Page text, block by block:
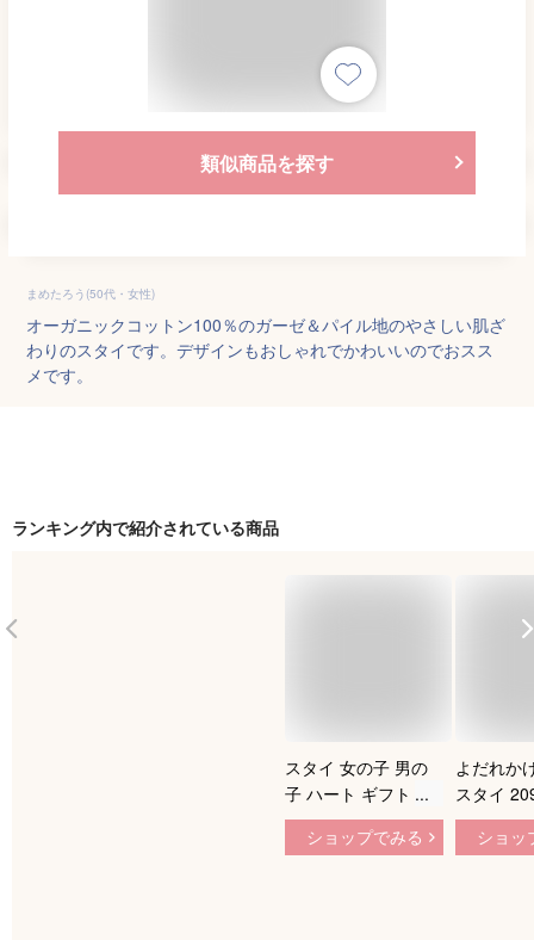
類似商品を探す
まめたろう(50代・女性)
オーガニックコットン100％のガーゼ＆パイル地のやさしい肌ざ
わりのスタイです。デザインもおしゃれでかわいいのでおスス
メです。
ランキング内で紹介されている商品
スタイ 女の子 男の
子 ハート ギフト お
しゃれ 出産祝い 日
本製▲メール便送料
ショップでみる
よだれか
スタイ
ス 日本製
の子 男
ショッ